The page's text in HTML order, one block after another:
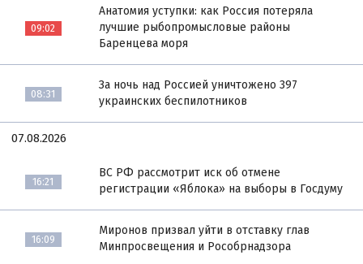
09:02
Анатомия уступки: как Россия потеряла
лучшие рыбопромысловые районы
Баренцева моря
08:31
За ночь над Россией уничтожено 397
украинских беспилотников
07.08.2026
16:21
ВС РФ рассмотрит иск об отмене
регистрации «Яблока» на выборы в Госдуму
16:09
Миронов призвал уйти в отставку глав
Минпросвещения и Рособрнадзора